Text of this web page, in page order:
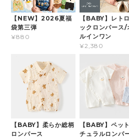
【NEW】2026夏福
袋第三弾
¥880
【BABY】レト
ックロンパース/
ルインワン
¥2,380
【BABY】柔らか総柄
ロンパース
【BABY】ペッ
チュラルロンパ